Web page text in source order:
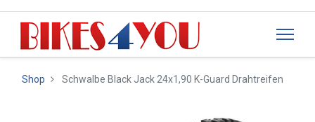
Shop Schwalbe Black Jack 24x1,90 K-Guard Drahtreifen